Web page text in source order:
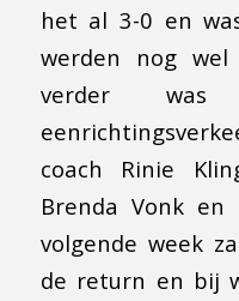
het al 3-0 en
werden nog wel
verder
coach Rinie
Brenda Vonk en
volgende week
de return en bij